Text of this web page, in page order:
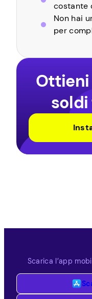
costante
Non hai
per
Ottieni
Scarica l’app